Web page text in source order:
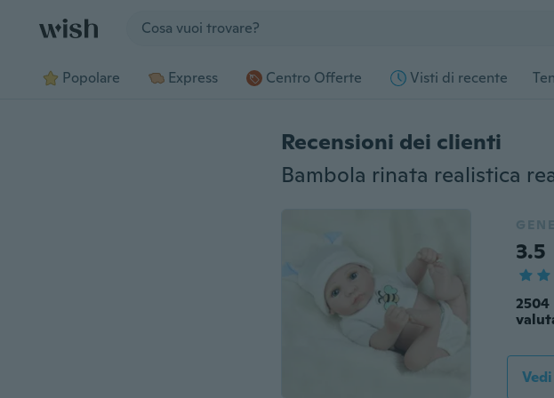
Popolare Express Centro Offerte Visti di recente
Recensioni dei clienti
3.5
2504